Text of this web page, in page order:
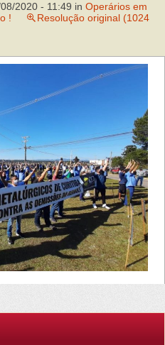
2020 - 11:49 in Operários em
!
Resolução original (1024